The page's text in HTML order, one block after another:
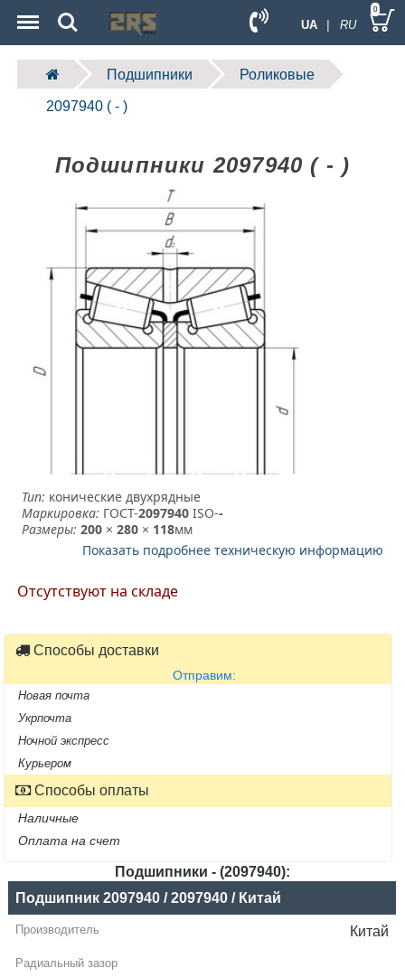
UA | RU
Search 0
Подшипники Роликовые
2097940 ( - )
Подшипники 2097940 ( - )
Тип: конические двухрядные
Маркировка: ГОСТ-2097940 ­ ISO--
Размеры: 200 ×280 × 118мм
Показать подробнее техническую информацию
Отсутствуют на складе
Способы доставки
Отправим:
Новая почта
Укрпочта
Ночной экспресс
Курьером
Способы оплаты
Наличные
Оплата на счет
Подшипники - (2097940):
Название
Производитель
Радиальный
Подшипник 2097940 / 2097940 / Китай
Китай